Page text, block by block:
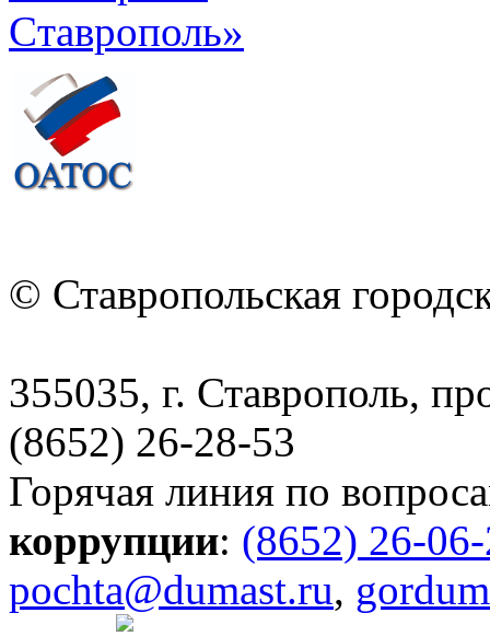
© Ставропольская
355035, г. Ставрополь,
(8652) 26-28-53
Горячая линия по
коррупции: (8652) 26-
pochta@dumast.ru,